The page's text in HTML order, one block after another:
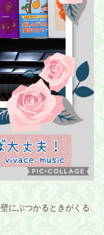
にぶつかるときがくる